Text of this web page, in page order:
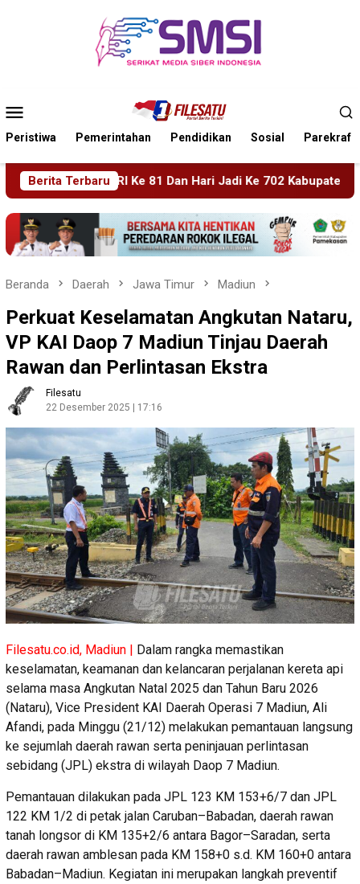
Mobile
Peristiwa Pemerintahan Pendidikan Sosial Parekraf
Berita Terbaru
Jadi Ke 702 Kabupaten Blitar, Dimeriahkan Artis Happy
Beranda Daerah Jawa Timur Madiun
Perkuat Keselamatan Angkutan Nataru,
VP KAI Daop 7 Madiun Tinjau Daerah
Rawan dan Perlintasan Ekstra
Filesatu
22 Desember 2025 | 17:16
Filesatu.co.id, Madiun | Dalam rangka memastikan
keselamatan, keamanan dan kelancaran perjalanan kereta api
selama masa Angkutan Natal 2025 dan Tahun Baru 2026
(Nataru), Vice President KAI Daerah Operasi 7 Madiun, Ali
Afandi, pada Minggu (21/12) melakukan pemantauan langsung
ke sejumlah daerah rawan serta peninjauan perlintasan
sebidang (JPL) ekstra di wilayah Daop 7 Madiun.
Pemantauan dilakukan pada JPL 123 KM 153+6/7 dan JPL
122 KM 1/2 di petak jalan Caruban–Babadan, daerah rawan
tanah longsor di KM 135+2/6 antara Bagor–Saradan, serta
daerah rawan amblesan pada KM 158+0 s.d. KM 160+0 antara
Babadan–Madiun. Kegiatan ini merupakan langkah preventif